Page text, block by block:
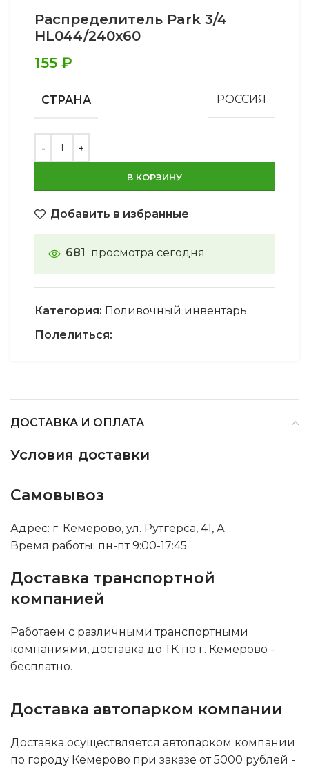
Распределитель Park 3/4
HL044/240х60
155 ₽
СТРАНА РОССИЯ
В КОРЗИНУ
Добавить в избранные
681 просмотра сегодня
Категория: Поливочный инвентарь
Полелиться:
ДОСТАВКА И ОПЛАТА
Условия доставки
Самовывоз
Адрес: г. Кемерово, ул. Рутгерса, 41, А
Время работы: пн-пт 9:00-17:45
Доставка транспортной
компанией
Работаем с различными транспортными
компаниями, доставка до ТК по г. Кемерово -
бесплатно.
Доставка автопарком компании
Доставка осуществляется автопарком компании
по городу Кемерово при заказе от 5000 рублей -